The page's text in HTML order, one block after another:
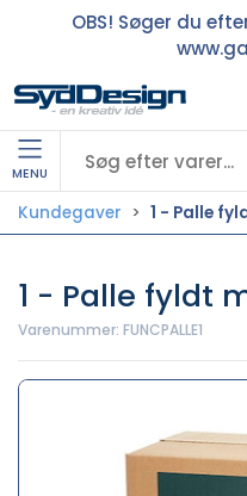
OBS! Søger du
MENU
Kundegaver 1 - Palle
1 - Palle fyldt
Varenummer: FUNCPALLE1